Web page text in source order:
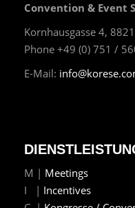
Convention & Event
Kornhausgasse 4,
Phone +49 (0) 751 /
E-Mail:
M | Meetings
I | Incentives